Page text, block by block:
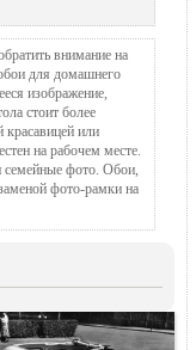
внимание на
для домашнего
изображение,
стоит более
или
на рабочем месте.
семейные фото. Обои,
фото-рамки на